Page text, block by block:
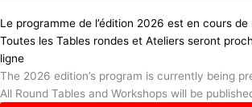
Le programme de l’édition 2026 est en cours de
Toutes les Tables rondes et Ateliers seront
ligne
The 2026 edition’s program is currently being
All Round Tables and Workshops will be